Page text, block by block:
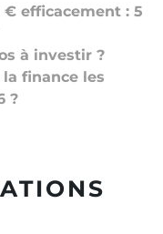
efficacement : 5
à investir ?
finance les
?